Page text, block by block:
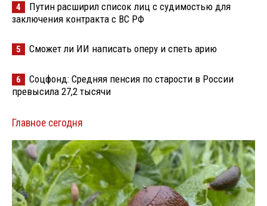
4
Путин расширил список лиц с судимостью для
заключения контракта с ВС РФ
5 Сможет ли ИИ написать оперу и спеть арию
6
Соцфонд: Средняя пенсия по старости в России
превысила 27,2 тысячи
Главное сегодня